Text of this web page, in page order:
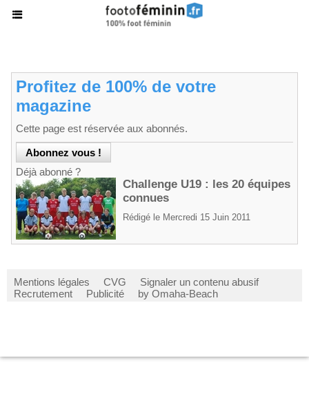
Profitez de 100% de votre
magazine
Cette page est réservée aux abonnés.
Déjà abonné ?
Challenge U19 : les 20 équipes
connues
Rédigé le Mercredi 15 Juin 2011
Mentions légales CVG
Signaler un contenu abusif
Recrutement
Publicité by Omaha-Beach